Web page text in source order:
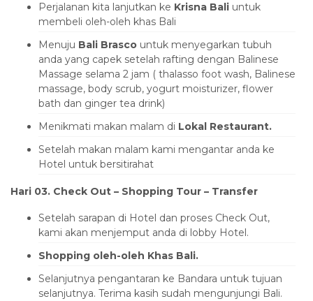
Perjalanan kita lanjutkan ke Krisna Bali untuk
membeli oleh-oleh khas Bali
Menuju Bali Brasco untuk menyegarkan tubuh
anda yang capek setelah rafting dengan Balinese
Massage selama 2 jam ( thalasso foot wash, Balinese
massage, body scrub, yogurt moisturizer, flower
bath dan ginger tea drink)
Menikmati makan malam di Lokal Restaurant.
Setelah makan malam kami mengantar anda ke
Hotel untuk bersitirahat
Hari 03. Check Out – Shopping Tour – Transfer
Setelah sarapan di Hotel dan proses Check Out,
kami akan menjemput anda di lobby Hotel.
Shopping oleh-oleh Khas Bali.
Selanjutnya pengantaran ke Bandara untuk tujuan
selanjutnya. Terima kasih sudah mengunjungi Bali.